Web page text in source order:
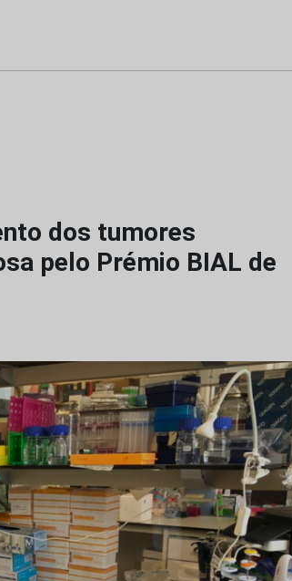
dos tumores
pelo Prémio BIAL de